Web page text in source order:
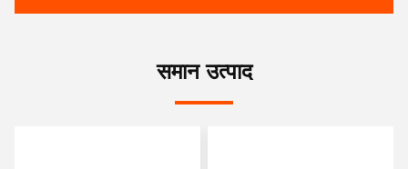
समान उत्पाद